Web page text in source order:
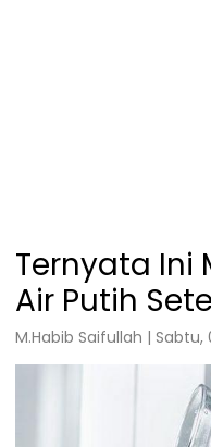
Ternyata Ini
Air Putih
M.Habib Saifullah |